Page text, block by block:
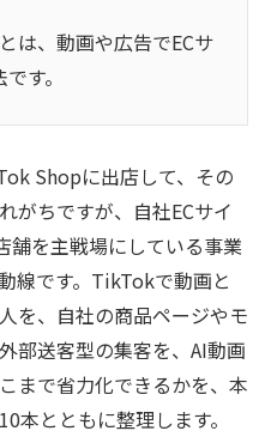
は、動画や広告でECサ
す。
Shopに出店して、その
がちですが、自社ECサイ
舗を主戦場にしている事業
線です。TikTokで動画と
を、自社の商品ページやモ
部送客型の集客を、AI動画
まで省力化できるかを、本
本とともに整理します。